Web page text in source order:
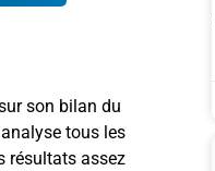
son bilan du
tous les
résultats assez